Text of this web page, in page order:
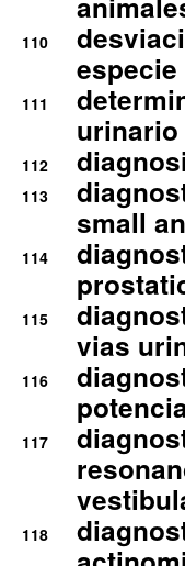
110
111
urinario
112
113
small
114
115
vias
116
117
118